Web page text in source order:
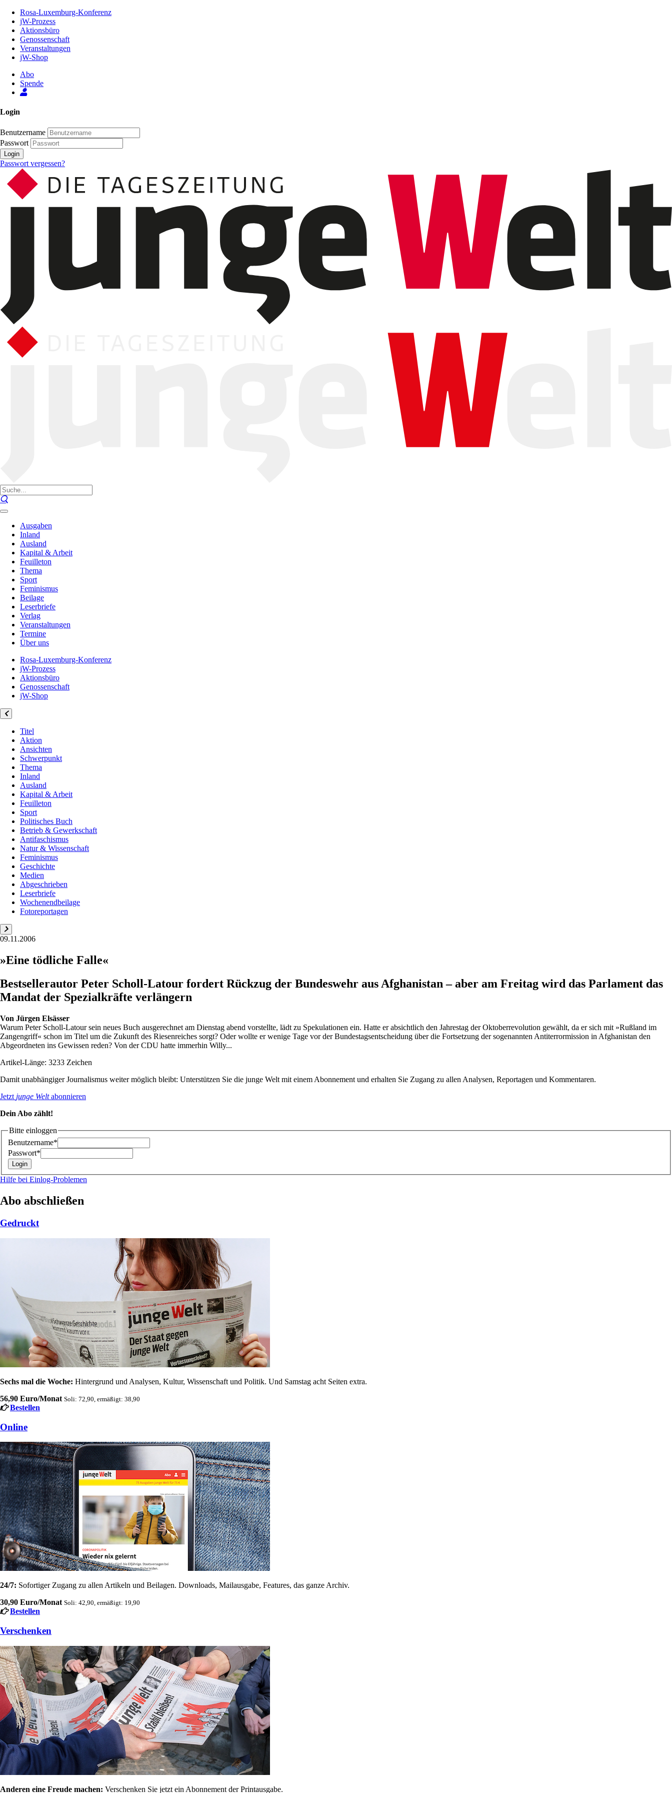
Inhalt
Seite
Rosa-Luxemburg-Konferenz
jW-Prozess
Aktionsbüro
Genossenschaft
Veranstaltungen
jW-Shop
Abo
Spende
Login
Benutzername
Passwort
Login
Passwort vergessen?
Ausgaben
Inland
Ausland
Kapital & Arbeit
Feuilleton
Thema
Sport
Feminismus
Beilage
Leserbriefe
Verlag
Veranstaltungen
Termine
Über uns
Rosa-Luxemburg-Konferenz
jW-Prozess
Aktionsbüro
Genossenschaft
jW-Shop
Titel
Aktion
Ansichten
Schwerpunkt
Thema
Inland
Ausland
Kapital & Arbeit
Feuilleton
Sport
Politisches Buch
Betrieb & Gewerkschaft
Antifaschismus
Natur & Wissenschaft
Feminismus
Geschichte
Medien
Abgeschrieben
Leserbriefe
Wochenendbeilage
Fotoreportagen
09.11.2006
»Eine tödliche Falle«
Bestsellerautor Peter Scholl-Latour fordert Rückzug der Bundeswehr aus Afghanistan – aber am Freitag wird das Parlament das
Mandat der Spezialkräfte verlängern
Von Jürgen Elsässer
Warum Peter Scholl-Latour sein neues Buch ausgerechnet am Dienstag abend vorstellte, lädt zu Spekulationen ein. Hatte er absichtlich den Jahrestag der Oktoberrevolution gewählt, da er sich mit »Rußland im
Zangengriff« schon im Titel um die Zukunft des Riesenreiches sorgt? Oder wollte er wenige Tage vor der Bundestagsentscheidung über die Fortsetzung der sogenannten Antiterrormission in Afghanistan den
Abgeordneten ins Gewissen reden? Von der CDU hatte immerhin Willy...
Artikel-Länge: 3233 Zeichen
Damit unabhängiger Journalismus weiter möglich bleibt: Unterstützen Sie die junge Welt mit einem Abonnement und erhalten Sie Zugang zu allen Analysen, Reportagen und Kommentaren.
Jetzt junge Weltabonnieren
Dein Abo zählt!
Bitte einloggen
Benutzername*
Passwort*
Hilfe bei Einlog-Problemen
Abo abschließen
Gedruckt
Sechs mal die Woche: Hintergrund und Analysen, Kultur, Wissenschaft und Politik. Und Samstag acht Seiten extra.
56,90 Euro/Monat Soli: 72,90, ermäßigt: 38,90
Bestellen
Online
24/7: Sofortiger Zugang zu allen Artikeln und Beilagen. Downloads, Mailausgabe, Features, das ganze Archiv.
30,90 Euro/Monat Soli: 42,90, ermäßigt: 19,90
Bestellen
Verschenken
Anderen eine Freude machen: Verschenken Sie jetzt ein Abonnement der Printausgabe.